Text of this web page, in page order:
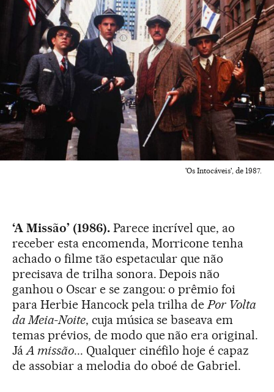
'Os Intocáveis', de 1987.
‘A Missão’ (1986). Parece incrível que, ao
receber esta encomenda, Morricone tenha
achado o filme tão espetacular que não
precisava de trilha sonora. Depois não
ganhou o Oscar e se zangou: o prêmio foi
para Herbie Hancock pela trilha de Por Volta
da Meia-Noite, cuja música se baseava em
temas prévios, de modo que não era original.
Já A missão... Qualquer cinéfilo hoje é capaz
de assobiar a melodia do oboé de Gabriel.